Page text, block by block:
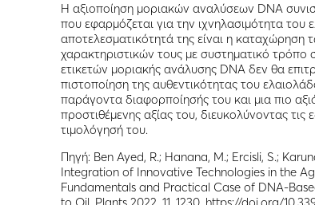
Η αξιοποίηση μοριακών αναλύσεων DNA
που εφαρμόζεται για την ιχνηλασιμότητα
αποτελεσματικότητά της είναι η καταχώρηση
χαρακτηριστικών τους με συστηματικό
ετικετών μοριακής ανάλυσης DNA δεν θα
πιστοποίηση της αυθεντικότητας του
παράγοντα διαφορποίησής του και μια πιο
προστιθέμενης αξίας του, διευκολύνοντας
τιμολόγησή του.
Πηγή: Ben Ayed, R.; Hanana, M.; Ercisli, S.;
Integration of Innovative Technologies in the
Fundamentals and Practical Case of DNA-